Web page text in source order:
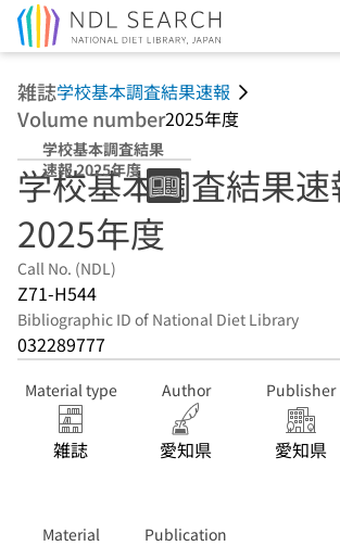
雑誌学校基本調査結果速報
Volume number2025年度
学校基本調査結果
速報 2025年度
学校基本調査結果速
2025年度
Call No. (NDL)
Z71-H544
Bibliographic ID of National Diet Library
032289777
Material type
雑誌
Author
愛知県
Publisher
愛知県
Material
Publication